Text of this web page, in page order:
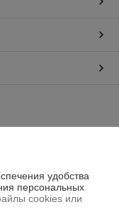
Александр
удобства
персональных
cookies или